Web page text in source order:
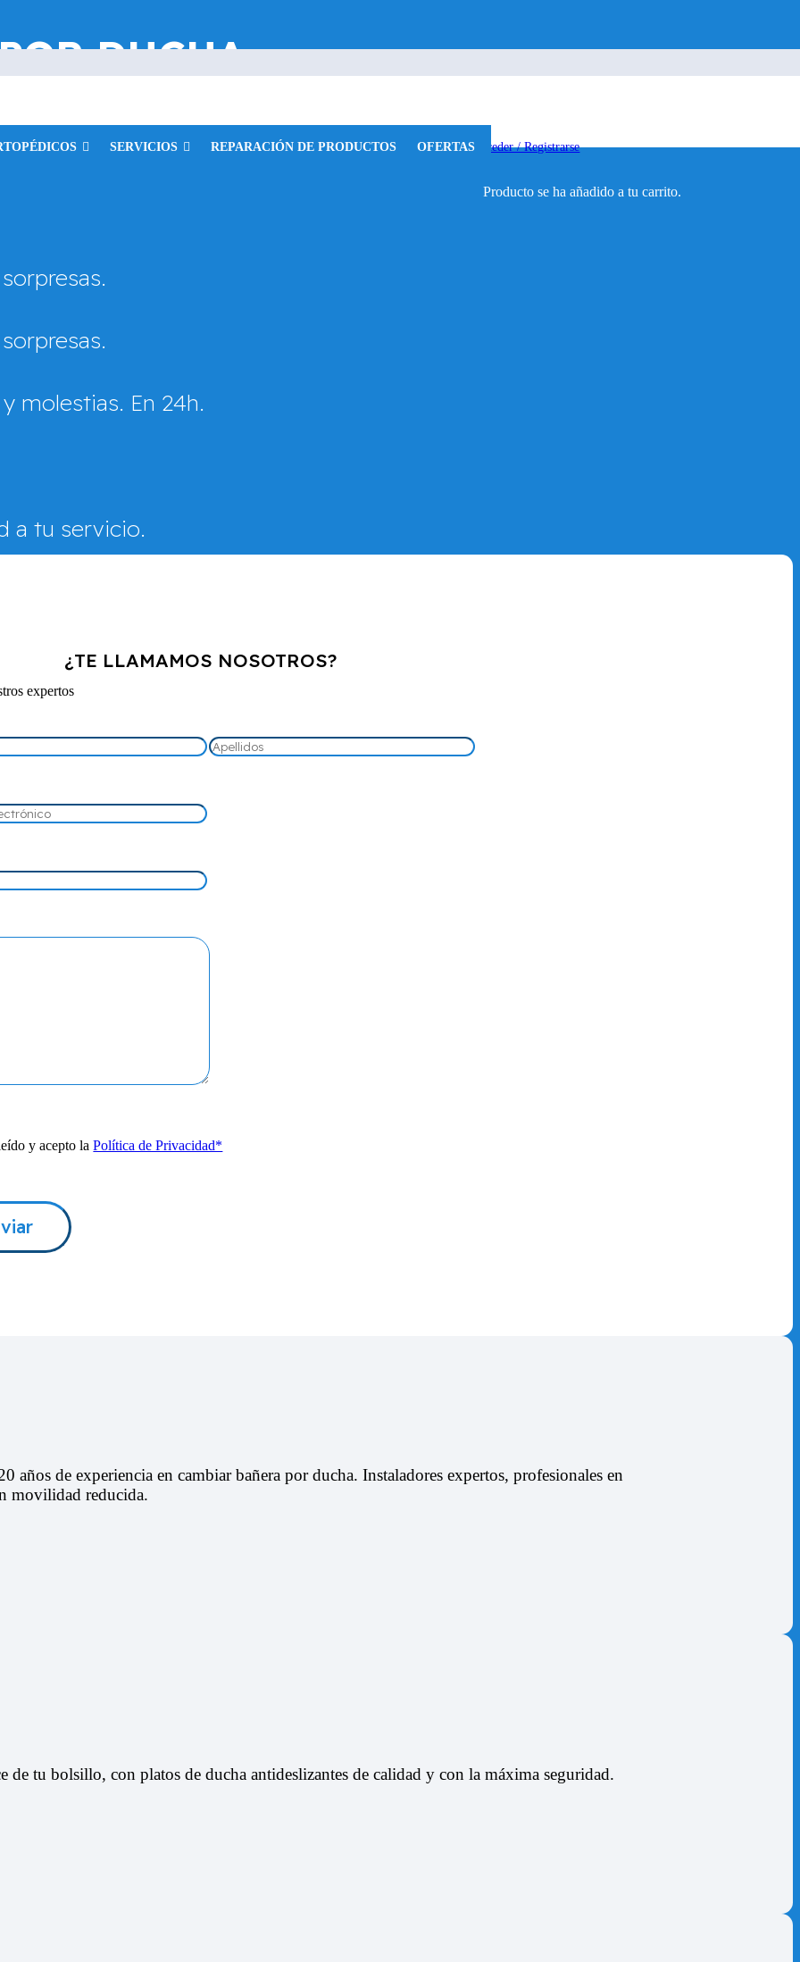
SERVICIOS REPARACIÓN DE PRODUCTOS OFERTASAcceder / Registrarse
Productose ha añadido a tu carrito.
DUCHA
molestias. En 24h.
a tu servicio.
¿TE LLAMAMOS NOSOTROS?
expertos
y acepto laPolítica de Privacidad*
años de experiencia en cambiar bañera por ducha. Instaladores expertos, profesionales en
movilidad reducida.
de tu bolsillo, con platos de ducha antideslizantes de calidad y con la máxima seguridad.